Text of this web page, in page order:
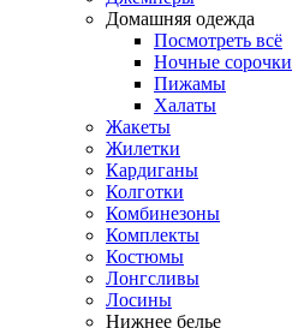
Домашняя одежда
Посмотреть всё
Ночные сорочки
Пижамы
Халаты
Жакеты
Жилетки
Кардиганы
Колготки
Комбинезоны
Комплекты
Костюмы
Лонгсливы
Лосины
Нижнее белье